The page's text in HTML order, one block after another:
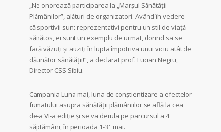
„Ne onorează participarea la „Marșul Sănătății
Plămânilor”, alături de organizatori. Având în vedere
că sportivii sunt reprezentativi pentru un stil de viață
sănătos, ei sunt un exemplu de urmat, dorind sa se
facă văzuți și auziți în lupta împotriva unui viciu atât de
dăunător sănătății!”, a declarat prof. Lucian Negru,
Director CSS Sibiu.
Campania Luna mai, luna de conștientizare a efectelor
fumatului asupra sănătății plămâniilor se află la cea
de-a VI-a ediție și se va derula pe parcursul a 4
săptămâni, în perioada 1-31 mai.